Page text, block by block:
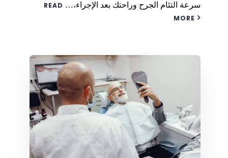
سرعة التئام الجرح وراحتك بعد الإجراء،… READ
MORE